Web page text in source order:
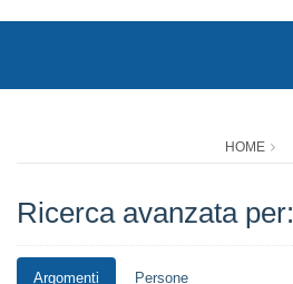
HOME
Ricerca avanzata per:
Argomenti Persone